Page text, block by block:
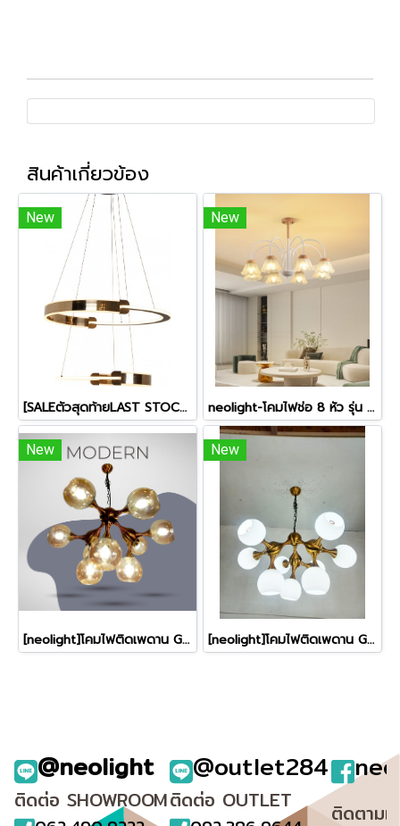
สินค้าเกี่ยวข้อง
New
[SALEตัวสุดท้ายLAST STOCK]โคมไฟสลิง 2 ห่วง รุ่น A010100100
New
neolight-โคมไฟช่อ 8 หัว รุ่น 23-08-hd แถมหลอดไฟLED พร้อมส่งจากไทย
New
[neolight]โคมไฟติดเพดาน GDL-09-AM
New
[neolight]โคมไฟติดเพดาน GDL-09-WH
@neolight @outlet284
ติดต่อ SHOWROOMติดต่อ OUTLET ติดตามเ